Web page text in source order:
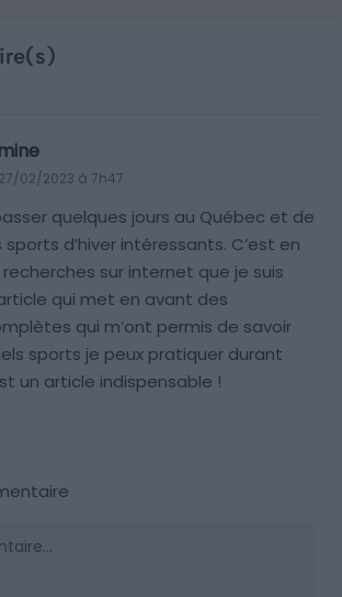
02/2023 à 7h47
quelques jours au Québec et de
d’hiver intéressants. C’est en
sur internet que je suis
qui met en avant des
qui m’ont permis de savoir
sports je peux pratiquer durant
un article indispensable !